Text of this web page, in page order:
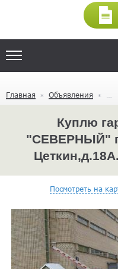
Главная Объявления
Куплю
"СЕВЕРНЫЙ"
Посмотреть на